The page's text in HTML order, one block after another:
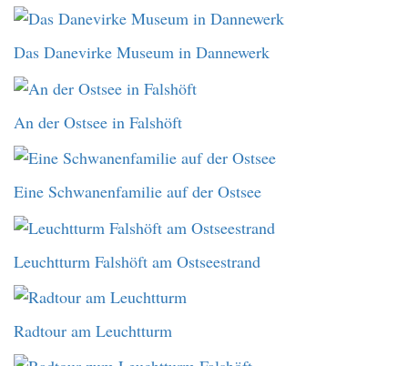
Das Danevirke Museum in Dannewerk
An der Ostsee in Falshöft
Eine Schwanenfamilie auf der Ostsee
Leuchtturm Falshöft am Ostseestrand
Radtour am Leuchtturm